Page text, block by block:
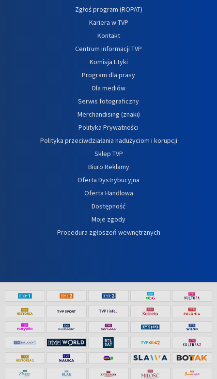
Zgłoś program (ROPAT)
Kariera w TVP
Kontakt
Centrum informacji TVP
Komisja Etyki
Program dla prasy
Dla mediów
Serwis fotograficzny
Merchandising (znaki)
Polityka Prywatności
Polityka przeciwdziałania nadużyciom i korupcji
Sklep TVP
Biuro Reklamy
Oferta Dystrybucyjna
Oferta Handlowa
Dostępność
Moje zgody
Procedura zgłoszeń wewnętrznych